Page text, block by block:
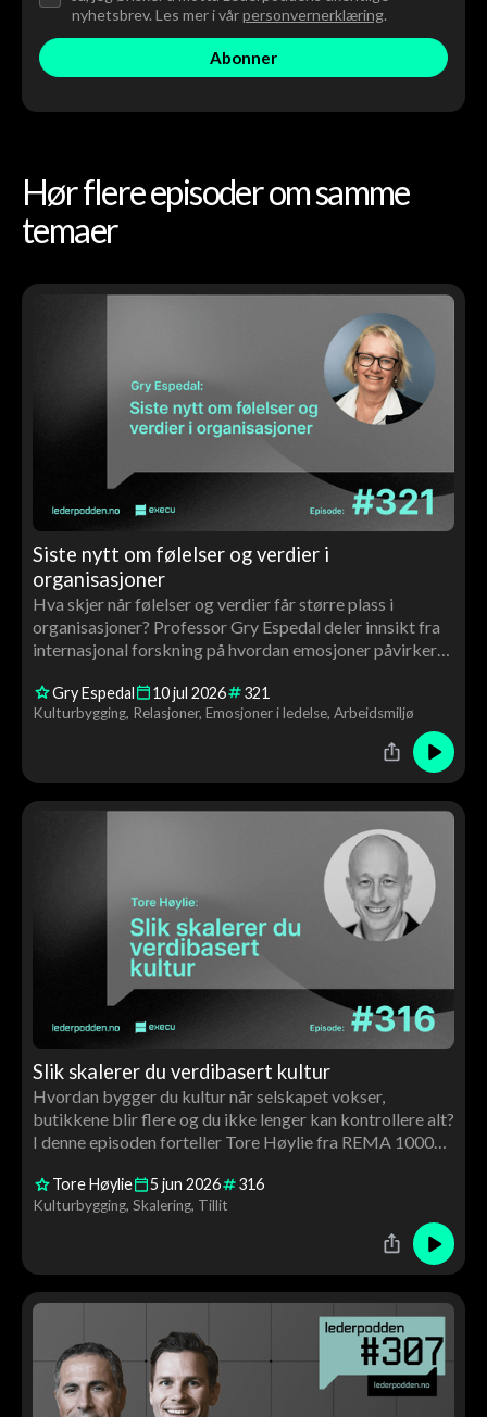
nyhetsbrev. Les mer i vårpersonvernerklæring.
Hør flere episoder om samme
temaer
Siste nytt om følelser og verdier i
organisasjoner
Hva skjer når følelser og verdier får større plass i
organisasjoner? Professor Gry Espedal deler innsikt fra
internasjonal forskning på hvordan emosjoner påvirker
hvorfor verdiarbeid handler om langt mer enn ord på
veggen.
Gry Espedal 10jul 2026 321
Kulturbygging Relasjoner Emosjoner i ledelse Arbeidsmiljø
Slik skalerer du verdibasert kultur
Hvordan bygger du kultur når selskapet vokser,
butikkene blir flere og du ikke lenger kan kontrollere alt?
I denne episoden forteller Tore Høylie fra REMA 1000
struktur for å skalere kultur i stor skala. Samtalen handler
også om franchising, lederutvikling, AI og hvorfor
Harvard Business School bruker REMA som case.
Tore Høylie 5 jun 2026 316
Kulturbygging Skalering Tillit